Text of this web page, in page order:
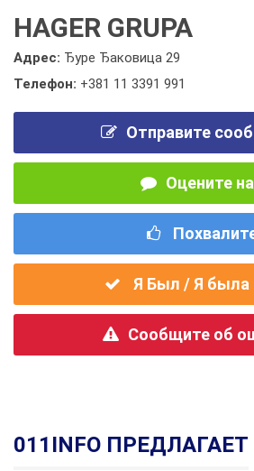
HAGER GRUPA
Адрес: Ђуре Ђаковица 29
Телефон: +381 11 3391 991
Отправите
Оцените
Я Был / Я была
Сообщите об
011INFO ПРЕДЛАГАЕТ